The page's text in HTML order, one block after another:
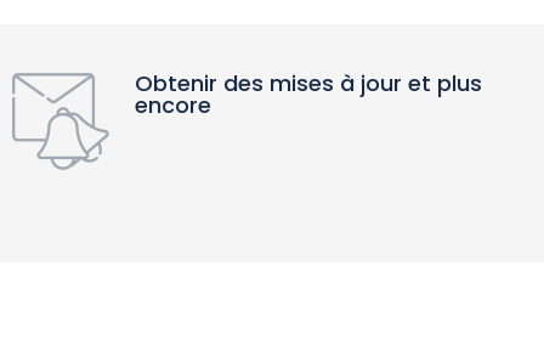
Obtenir des mises à jour et plus
encore